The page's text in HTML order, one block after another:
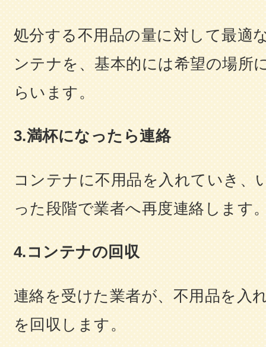
処分する不用品の量に対して最適
ンテナを、基本的には希望の場所
らいます。
3.満杯になったら連絡
コンテナに不用品を入れていき、
った段階で業者へ再度連絡します
4.コンテナの回収
連絡を受けた業者が、不用品を入
を回収します。